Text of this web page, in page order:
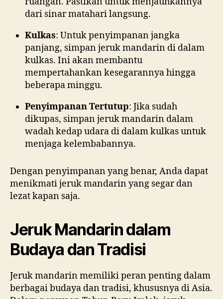
dari sinar matahari langsung.
Kulkas: Untuk penyimpanan jangka
panjang, simpan jeruk mandarin di dalam
kulkas. Ini akan membantu
mempertahankan kesegarannya hingga
beberapa minggu.
Penyimpanan Tertutup: Jika sudah
dikupas, simpan jeruk mandarin dalam
wadah kedap udara di dalam kulkas untuk
menjaga kelembabannya.
Dengan penyimpanan yang benar, Anda dapat
menikmati jeruk mandarin yang segar dan
lezat kapan saja.
Jeruk Mandarin dalam
Budaya dan Tradisi
Jeruk mandarin memiliki peran penting dalam
berbagai budaya dan tradisi, khususnya di Asia.